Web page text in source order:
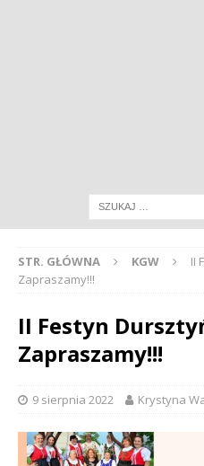
STR. GŁÓWNA KGW
II
Zapraszamy!!!
II Festyn
Zapraszamy!!!
9 sierpnia 2022 Krystyna